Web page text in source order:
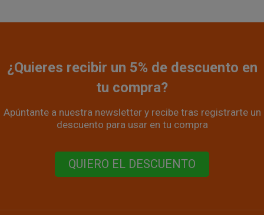
¿Quieres recibir un 5% de descuento en
tu compra?
Apúntante a nuestra newsletter y recibe tras registrarte un
descuento para usar en tu compra
QUIERO EL DESCUENTO